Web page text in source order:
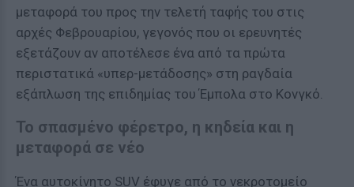
μεταφορά του προς την τελετή ταφής του στις
αρχές Φεβρουαρίου, γεγονός που οι ερευνητές
εξετάζουν αν αποτέλεσε ένα από τα πρώτα
περιστατικά «υπερ-μετάδοσης» στη ραγδαία
εξάπλωση της επιδημίας του Έμπολα στο Κονγκό.
Το σπασμένο φέρετρο, η κηδεία και η
μεταφορά σε νέο
Ένα αυτοκίνητο SUV έφυγε από το νεκροτομείο